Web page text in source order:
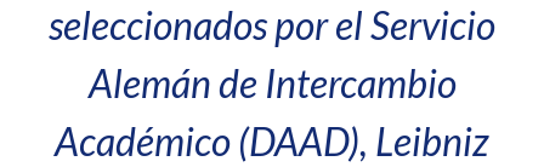
seleccionados por el Servicio
Alemán de Intercambio
Académico (DAAD), Leibniz